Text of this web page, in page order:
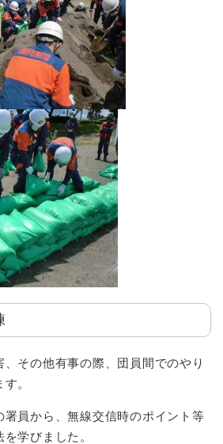
その他有事の際、団員間でのやり
。
署員から、無線交信時のポイント等
学びました。